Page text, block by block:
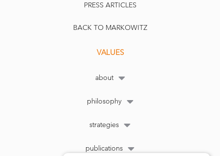
PRESS ARTICLES
BACK TO MARKOWITZ
VALUES
about
philosophy
strategies
publications